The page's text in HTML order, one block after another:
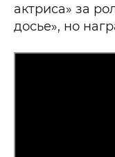
актриса» за
досье», но